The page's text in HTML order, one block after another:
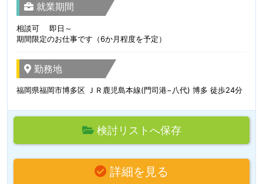
就業期間
相談可 即日～
期間限定のお仕事です（6か月程度を予定）
勤務地
福岡県福岡市博多区 ＪＲ鹿児島本線(門司港−八代) 博多 徒歩24分
検討リストへ保存
詳細を見る